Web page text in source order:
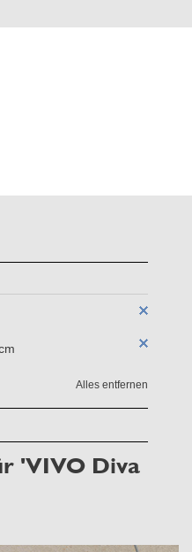
Alles entfernen
'VIVO Diva